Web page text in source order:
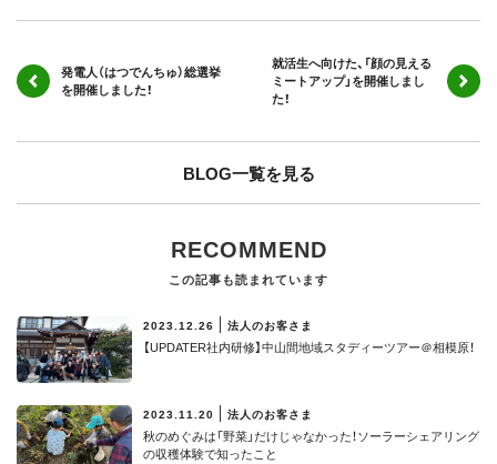
発電人（はつでんちゅ）総選挙
を開催しました！
就活生へ向けた、「顔の見える
ミートアップ」を開催しまし
た！
BLOG一覧を見る
RECOMMEND
この記事も読まれています
2023.12.26 法人のお客さま
【UPDATER社内研修】中山間地域スタディーツアー＠相模原！
2023.11.20 法人のお客さま
秋のめぐみは「野菜」だけじゃなかった！ソーラーシェアリング
の収穫体験で知ったこと